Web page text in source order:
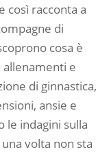
così racconta a
di
cosa è
allenamenti e
di ginnastica,
ansie e
le indagini sulla
volta non sta